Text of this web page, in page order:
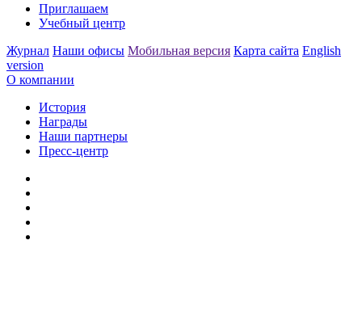
Приглашаем
Учебный центр
Журнал Наши офисы Мобильная версия Карта сайта English
version
О компании
История
Награды
Наши партнеры
Пресс-центр